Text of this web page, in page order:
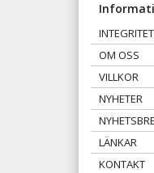
OM OSS
VILLKOR
NYHETER
LÄNKAR
KONTAKT